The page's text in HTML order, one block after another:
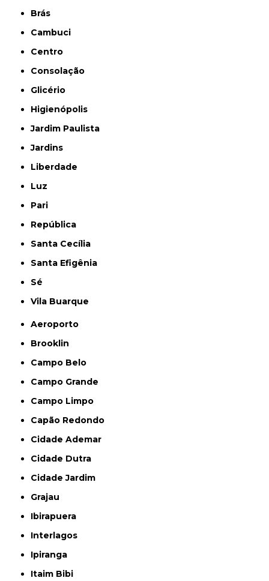
Brás
Cambuci
Centro
Consolação
Glicério
Higienópolis
Jardim Paulista
Jardins
Liberdade
Luz
Pari
República
Santa Cecília
Santa Efigênia
Sé
Vila Buarque
Aeroporto
Brooklin
Campo Belo
Campo Grande
Campo Limpo
Capão Redondo
Cidade Ademar
Cidade Dutra
Cidade Jardim
Grajau
Ibirapuera
Interlagos
Ipiranga
Itaim Bibi